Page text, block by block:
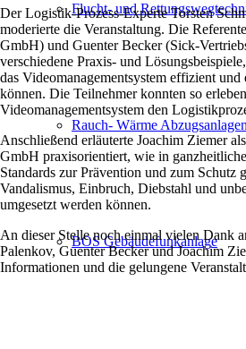
Flucht- und
Rauch- Wärme Abzugsanlagen
BOS Gebäudefunkanlage
Der Logistik-Prozess-Experte Torsten
moderierte die Veranstaltung. Die
GmbH) und Guenter Becker (Sick-
verschiedene Praxis- und
das Videomanagementsystem effizient
können. Die Teilnehmer konnten so
Videomanagementsystem den
Anschließend erläuterte Joachim Ziemer
GmbH praxisorientiert, wie in
Standards zur Prävention und zum Schutz
Vandalismus, Einbruch, Diebstahl und
umgesetzt werden können.
An dieser Stelle noch einmal vielen Dank
Palenkov, Guenter Becker und Joachim
Informationen und die gelungene